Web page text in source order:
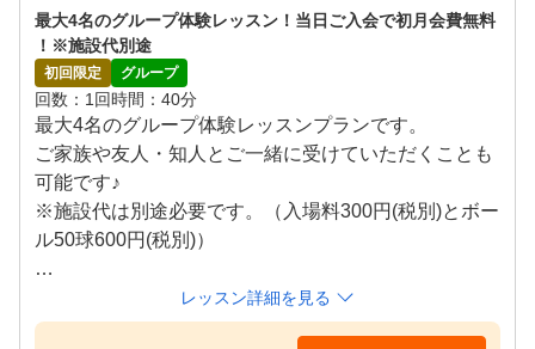
自己流で遠回りするより、正しい順序で基礎を固めること
が最短上達の近道です。東山公園で「これから始めたい」
「100を切りたい」と考えている方は、まずは体験レッス
ンで現状診断から。無理な勧誘は行っていません。
東山公園で本気で上達したい方のためのゴルフスクールで
す。
最大4名のグループ体験レッスン！当日ご入会で初月会費無料
！※施設代別途
初回限定 グループ
回数 1回時間 40分
最大4名のグループ体験レッスンプランです。
ご家族や友人・知人とご一緒に受けていただくことも
可能です♪
※施設代は別途必要です。（入場料300円(税別)とボー
ル50球600円(税別)）
◆体験レッスン当日に入会の場合・・・
初月会費が無料になります！
レッスン詳細を見る